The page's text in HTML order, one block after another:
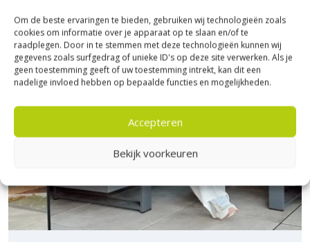
Om de beste ervaringen te bieden, gebruiken wij technologieën zoals
cookies om informatie over je apparaat op te slaan en/of te
raadplegen. Door in te stemmen met deze technologieën kunnen wij
gegevens zoals surfgedrag of unieke ID's op deze site verwerken. Als je
geen toestemming geeft of uw toestemming intrekt, kan dit een
nadelige invloed hebben op bepaalde functies en mogelijkheden.
Accepteren
Bekijk voorkeuren